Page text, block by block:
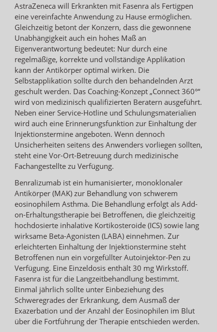
AstraZeneca will Erkrankten mit Fasenra als Fertigpen
eine vereinfachte Anwendung zu Hause ermöglichen.
Gleichzeitig betont der Konzern, dass die gewonnene
Unabhängigkeit auch ein hohes Maß an
Eigenverantwortung bedeutet: Nur durch eine
regelmäßige, korrekte und vollständige Applikation
kann der Antikörper optimal wirken. Die
Selbstapplikation sollte durch den behandelnden Arzt
geschult werden. Das Coaching-Konzept „Connect 360°“
wird von medizinisch qualifizierten Beratern ausgeführt.
Neben einer Service-Hotline und Schulungsmaterialien
wird auch eine Erinnerungsfunktion zur Einhaltung der
Injektionstermine angeboten. Wenn dennoch
Unsicherheiten seitens des Anwenders vorliegen sollten,
steht eine Vor-Ort-Betreuung durch medizinische
Fachangestellte zu Verfügung.
Benralizumab ist ein humanisierter, monoklonaler
Antikörper (MAK) zur Behandlung von schwerem
eosinophilem Asthma. Die Behandlung erfolgt als Add-
on-Erhaltungstherapie bei Betroffenen, die gleichzeitig
hochdosierte inhalative Kortikosteroide (ICS) sowie lang
wirksame Beta-Agonisten (LABA) einnehmen. Zur
erleichterten Einhaltung der Injektionstermine steht
Betroffenen nun ein vorgefüllter Autoinjektor-Pen zu
Verfügung. Eine Einzeldosis enthält 30 mg Wirkstoff.
Fasenra ist für die Langzeitbehandlung bestimmt.
Einmal jährlich sollte unter Einbeziehung des
Schweregrades der Erkrankung, dem Ausmaß der
Exazerbation und der Anzahl der Eosinophilen im Blut
über die Fortführung der Therapie entschieden werden.